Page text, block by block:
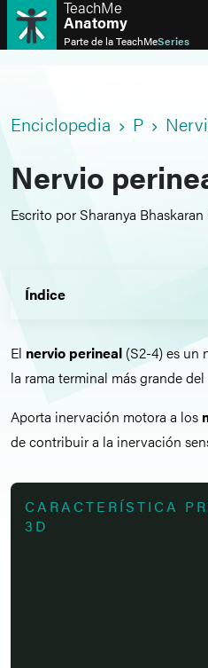
TeachMe
Anatomy
Parte de laTeachMeSeries
Enciclopedia P
Nervio
Escrito por Sharanya Bhaskaran
Índice
El nervio perineal (S2-4) es un
la rama terminal más grande
Aporta inervación motora a los
de contribuir a la inervación
CARACTERÍSTICA
3D